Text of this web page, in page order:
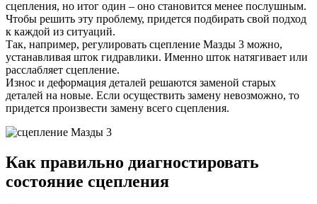
сцепления, но итог один – оно становится менее послушным.
Чтобы решить эту проблему, придется подбирать свой подход
к каждой из ситуаций.
Так, например, регулировать сцепление Мазды 3 можно,
устанавливая шток гидравлики. Именно шток натягивает или
расслабляет сцепление.
Износ и деформация деталей решаются заменой старых
деталей на новые. Если осуществить замену невозможно, то
придется произвести замену всего сцепления.
Как правильно диагностировать
состояние сцепления